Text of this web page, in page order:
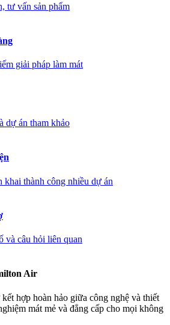
tư vấn sản phẩm
giải pháp làm mát
dự án tham khảo
khai thành công nhiều dự án
và câu hỏi liên quan
Air
hợp hoàn hảo giữa công nghệ và thiết
mát mẻ và đẳng cấp cho mọi không